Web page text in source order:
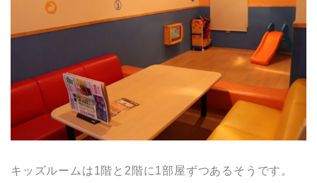
キッズルームは1階と2階に1部屋ずつあるそうです。